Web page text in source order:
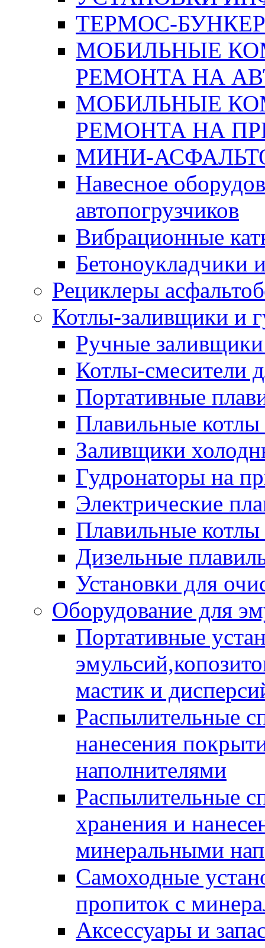
ТЕРМОС-
МОБИЛЬНЫЕ
РЕМОНТА НА
МОБИЛЬНЫЕ
РЕМОНТА НА
МИНИ-
Навесное
автопогрузчиков
Вибрационные
Бетоноукладчики
Рециклеры
Котлы-заливщики и
Ручные заливщики
Котлы-смесители
Портативные
Плавильные
Заливщики
Гудронаторы на
Электрические
Плавильные
Дизельные
Установки для
Оборудование для
Портативные
мастик и
Распылительные
нанесения
наполнителями
Распылительные
хранения и
минеральными
Самоходные
пропиток с
Аксессуары и